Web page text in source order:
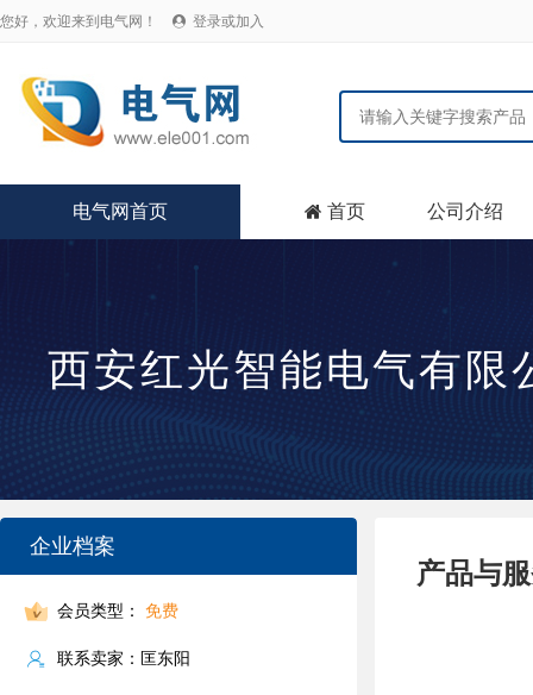
您好，欢迎来到电气网！  登录或加入
电气网首页  首页 公司介绍
西安红光智能电气有限
企业档案
会员类型： 免费
联系卖家：匡东阳
产品与